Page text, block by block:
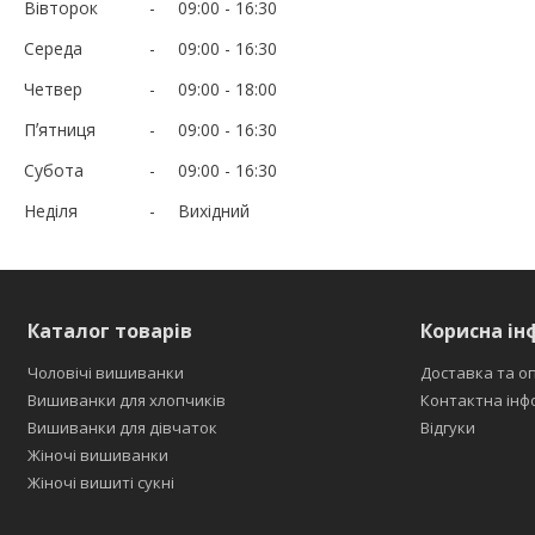
Вівторок
09:00
16:30
Середа
09:00
16:30
Четвер
09:00
18:00
Пʼятниця
09:00
16:30
Субота
09:00
16:30
Неділя
Вихідний
Каталог товарів
Чоловічі вишиванки
Вишиванки для хлопчиків
Вишиванки для дівчаток
Жіночі вишиванки
Жіночі вишиті сукні
Корисна
Доставка та
Контактна
Відгуки